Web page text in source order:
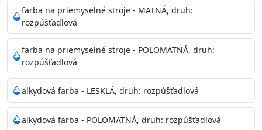
Riedenie: do 10% vodou, podľa spôsobu aplikácie
Doba schnutia na dotyk
Doba na druhý náter: 3-4 hodiny
Balenie : 750ml, 1l, 3l, 9l, 15l
Výdatnosť na jednu vrstvu
Aplikácia: štetec, valček, striekacia pištoľ
Povrchová úprava: 1
Je možné tónovať v systéme Colorfull: áno
Merná hmotnosť : 1,54 ± 0,02 Kg / L (ISO 2811)
farba na priemyselné stroje - MATNÁ, druh:
rozpúšťadlová
farba na priemyselné stroje - POLOMATNÁ, druh:
rozpúšťadlová
alkydová farba - LESKLÁ, druh: rozpúšťadlová
alkydová farba - POLOMATNÁ, druh: rozpúšťadlová